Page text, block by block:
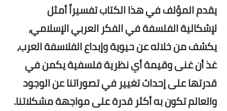
يقدم المؤلف في هذا الكتاب تفسيراً أمثل
لإشكالية الفلسفة في الفكر العربي الإسلامي،
يكشف من خلاله عن حيوية وإبداع الفلاسفة العرب،
غذ أن غنى وقيمة أي نظرية فلسفية يكمن في
قدرتها على إحداث تغيير في تصوراتنا عن الوجود
والعالم تكون به أكثر قدرة على مواجهة مشكلاتنا.